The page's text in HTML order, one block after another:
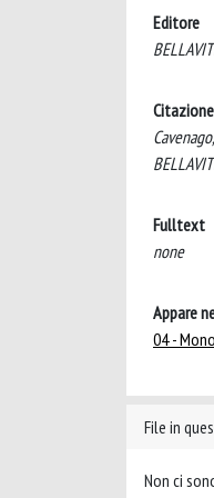
Editore
Citazione
Fulltext
none
Appare
04 -
File in
Non ci